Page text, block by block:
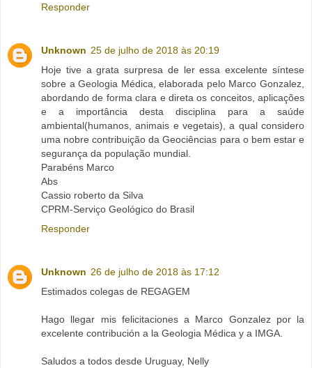
Responder
Unknown 25 de julho de 2018 às 20:19
Hoje tive a grata surpresa de ler essa excelente síntese
sobre a Geologia Médica, elaborada pelo Marco Gonzalez,
abordando de forma clara e direta os conceitos, aplicações
e a importância desta disciplina para a saúde
ambiental(humanos, animais e vegetais), a qual considero
uma nobre contribuição da Geociências para o bem estar e
segurança da população mundial.
Parabéns Marco
Abs
Cassio roberto da Silva
CPRM-Serviço Geológico do Brasil
Responder
Unknown 26 de julho de 2018 às 17:12
Estimados colegas de REGAGEM
Hago llegar mis felicitaciones a Marco Gonzalez por la
excelente contribución a la Geologia Médica y a IMGA.
Saludos a todos desde Uruguay, Nelly